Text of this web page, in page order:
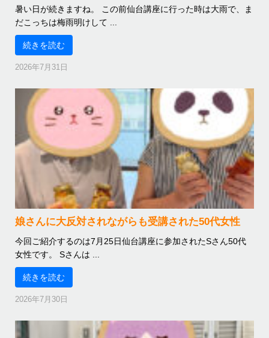
暑い日が続きますね。 この前仙台講座に行った時は大雨で、ま
だこっちは梅雨明けして ...
続きを読む
2026年7月31日
娘さんに大反対されながらも受講された50代女性
今回ご紹介するのは7月25日仙台講座に参加されたSさん50代
女性です。 Sさんは ...
続きを読む
2026年7月30日